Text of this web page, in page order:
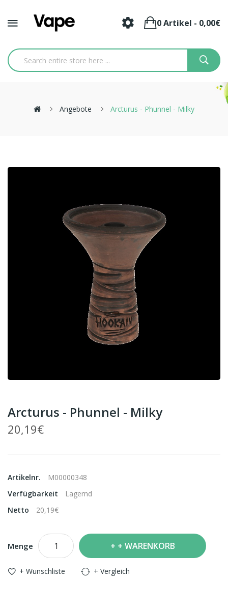
0 Artikel - 0,00€
Angebote Arcturus - Phunnel - Milky
Arcturus - Phunnel - Milky
20,19€
Artikelnr.
M00000348
Verfügbarkeit
Lagernd
Netto
20,19€
Menge + WARENKORB
+ Wunschliste + Vergleich